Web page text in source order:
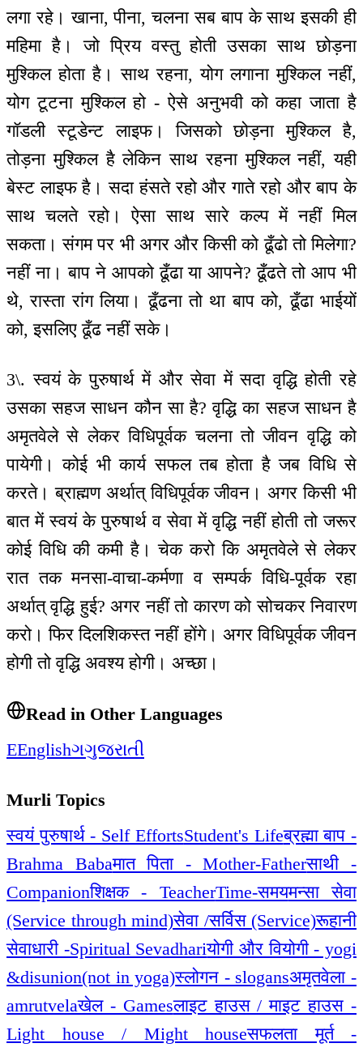
लगा रहे। खाना, पीना, चलना सब बाप के साथ इसकी ही
महिमा है। जो प्रिय वस्तु होती उसका साथ छोड़ना
मुश्किल होता है। साथ रहना, योग लगाना मुश्किल नहीं,
योग टूटना मुश्किल हो - ऐसे अनुभवी को कहा जाता है
गॉडली स्टूडेन्ट लाइफ। जिसको छोड़ना मुश्किल है,
तोड़ना मुश्किल है लेकिन साथ रहना मुश्किल नहीं, यही
बेस्ट लाइफ है। सदा हंसते रहो और गाते रहो और बाप के
साथ चलते रहो। ऐसा साथ सारे कल्प में नहीं मिल
सकता। संगम पर भी अगर और किसी को ढूँढो तो मिलेगा?
नहीं ना। बाप ने आपको ढूँढा या आपने? ढूँढते तो आप भी
थे, रास्ता रांग लिया। ढूँढना तो था बाप को, ढूँढा भाईयों
को, इसलिए ढूँढ नहीं सके।
3\. स्वयं के पुरुषार्थ में और सेवा में सदा वृद्धि होती रहे
उसका सहज साधन कौन सा है? वृद्धि का सहज साधन है
अमृतवेले से लेकर विधिपूर्वक चलना तो जीवन वृद्धि को
पायेगी। कोई भी कार्य सफल तब होता है जब विधि से
करते। ब्राह्मण अर्थात् विधिपूर्वक जीवन। अगर किसी भी
बात में स्वयं के पुरुषार्थ व सेवा में वृद्धि नहीं होती तो जरूर
कोई विधि की कमी है। चेक करो कि अमृतवेले से लेकर
रात तक मनसा-वाचा-कर्मणा व सम्पर्क विधि-पूर्वक रहा
अर्थात् वृद्धि हुई? अगर नहीं तो कारण को सोचकर निवारण
करो। फिर दिलशिकस्त नहीं होंगे। अगर विधिपूर्वक जीवन
होगी तो वृद्धि अवश्य होगी। अच्छा।
Read in Other Languages
EEnglishગગુજરાતી
Murli Topics
स्वयं पुरुषार्थ - Self EffortsStudent's Lifeब्रह्मा बाप -
Brahma Babaमात पिता - Mother-Fatherसाथी -
Companionशिक्षक - TeacherTime-समयमन्सा सेवा
(Service through mind)सेवा /सर्विस (Service)रूहानी
सेवाधारी -Spiritual Sevadhariयोगी और वियोगी - yogi
&disunion(not in yoga)स्लोगन - slogansअमृतवेला -
amrutvelaखेल - Gamesलाइट हाउस / माइट हाउस -
Light house / Might houseसफलता मूर्त -